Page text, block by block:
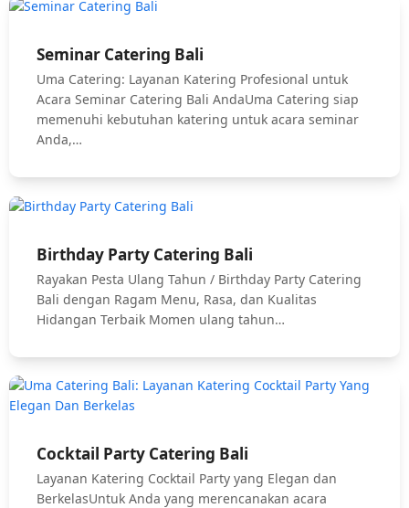
Seminar Catering Bali
Uma Catering: Layanan Katering Profesional untuk
Acara Seminar Catering Bali AndaUma Catering siap
memenuhi kebutuhan katering untuk acara seminar
Anda,…
Birthday Party Catering Bali
Rayakan Pesta Ulang Tahun / Birthday Party Catering
Bali dengan Ragam Menu, Rasa, dan Kualitas
Hidangan Terbaik Momen ulang tahun…
Cocktail Party Catering Bali
Layanan Katering Cocktail Party yang Elegan dan
BerkelasUntuk Anda yang merencanakan acara